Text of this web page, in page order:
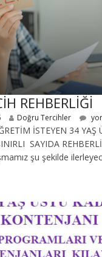
REHBERLİĞİ
Doğru Tercihler
İSTEYEN 34 YAŞ
SAYIDA
şu şekilde